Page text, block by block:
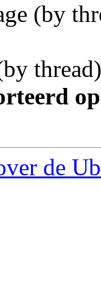
(by
de